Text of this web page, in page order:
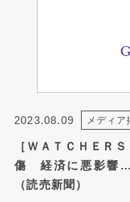
2023.08.09 メディア
［ＷＡＴＣＨＥＲ
傷 経済に悪影響
（読売新聞）